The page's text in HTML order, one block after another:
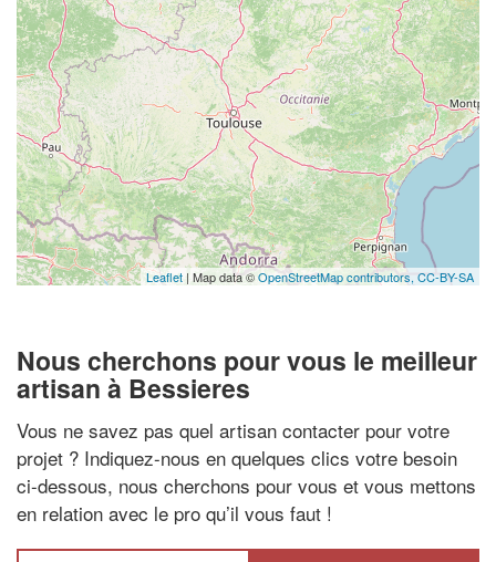
Leaflet | Map data ©OpenStreetMap contributors, CC-BY-SA
Nous cherchons pour vous le meilleur
artisan à Bessieres
Vous ne savez pas quel artisan contacter pour votre
projet ? Indiquez-nous en quelques clics votre besoin
ci-dessous, nous cherchons pour vous et vous mettons
en relation avec le pro qu’il vous faut !